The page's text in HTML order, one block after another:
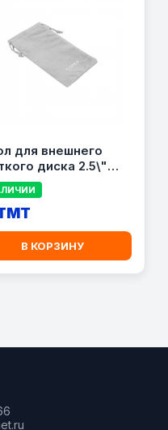
для внешнего
диска 2.5\"
SA1810-GY Grey,
В КОРЗИНУ